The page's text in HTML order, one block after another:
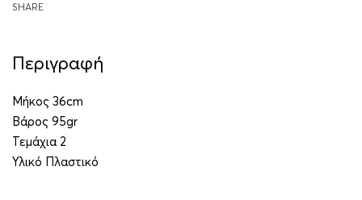
SHARE
Περιγραφή
Μήκος 36cm
Βάρος 95gr
Τεμάχια 2
Υλικό Πλαστικό